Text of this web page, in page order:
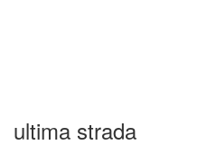
ultima strada